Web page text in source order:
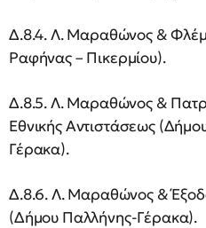
Δ.8.4. Λ. Μαραθώνος &
Ραφήνας – Πικερμίου).
Δ.8.5. Λ. Μαραθώνος &
Εθνικής Αντιστάσεως
Γέρακα).
Δ.8.6. Λ. Μαραθώνος &
(Δήμου Παλλήνης-Γέρακα).